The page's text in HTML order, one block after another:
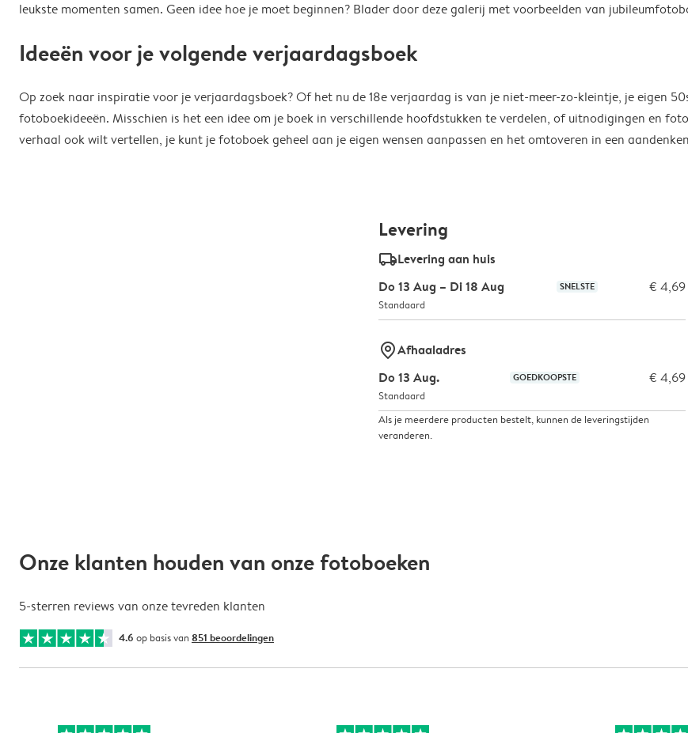
leukste momenten samen. Geen idee hoe je moet beginnen? Blader door deze galerij met voorbeelden van
Ideeën voor je volgende verjaardagsboek
Op zoek naar inspiratie voor je verjaardagsboek? Of het nu de 18e verjaardag is van je niet-meer-zo-kleintje, je eigen
fotoboekideeën. Misschien is het een idee om je boek in verschillende hoofdstukken te verdelen, of uitnodigingen en
verhaal ook wilt vertellen, je kunt je fotoboek geheel aan je eigen wensen aanpassen en het omtoveren in een
Levering
delivery_standard_v2Levering aan huis
Do 13 Aug – Di 18 Aug
SNELSTE € 4,69
Standaard
marker-pinAfhaaladres
Do 13 Aug.
GOEDKOOPSTE € 4,69
Standaard
Als je meerdere producten bestelt, kunnen de leveringstijden
veranderen.
Onze klanten houden van onze fotoboeken
5-sterren reviews van onze tevreden klanten
4.6 op basis van 851 beoordelingen